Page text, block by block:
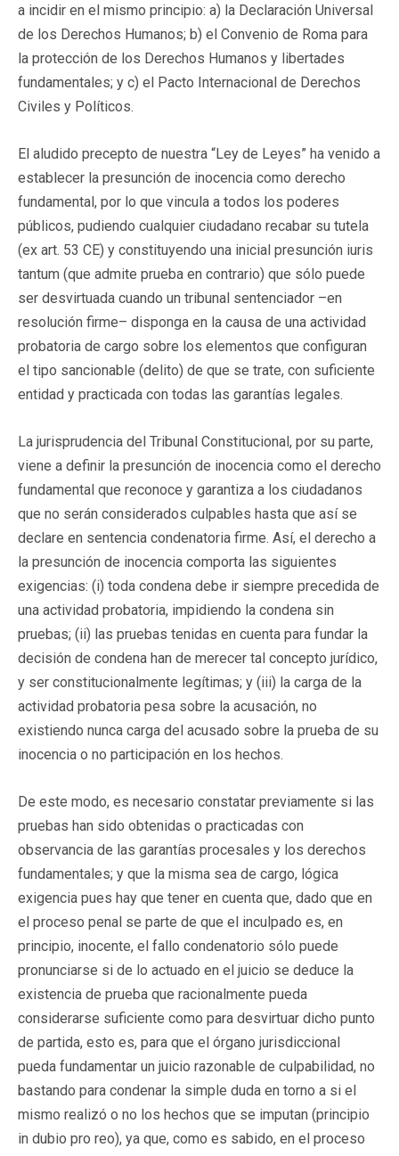
a incidir en el mismo principio: a) la Declaración Universal
de los Derechos Humanos; b) el Convenio de Roma para
la protección de los Derechos Humanos y libertades
fundamentales; y c) el Pacto Internacional de Derechos
Civiles y Políticos.
El aludido precepto de nuestra “Ley de Leyes” ha venido a
establecer la presunción de inocencia como derecho
fundamental, por lo que vincula a todos los poderes
públicos, pudiendo cualquier ciudadano recabar su tutela
(ex art. 53 CE) y constituyendo una inicial presunción iuris
tantum (que admite prueba en contrario) que sólo puede
ser desvirtuada cuando un tribunal sentenciador –en
resolución firme– disponga en la causa de una actividad
probatoria de cargo sobre los elementos que configuran
el tipo sancionable (delito) de que se trate, con suficiente
entidad y practicada con todas las garantías legales.
La jurisprudencia del Tribunal Constitucional, por su parte,
viene a definir la presunción de inocencia como el derecho
fundamental que reconoce y garantiza a los ciudadanos
que no serán considerados culpables hasta que así se
declare en sentencia condenatoria firme. Así, el derecho a
la presunción de inocencia comporta las siguientes
exigencias: (i) toda condena debe ir siempre precedida de
una actividad probatoria, impidiendo la condena sin
pruebas; (ii) las pruebas tenidas en cuenta para fundar la
decisión de condena han de merecer tal concepto jurídico,
y ser constitucionalmente legítimas; y (iii) la carga de la
actividad probatoria pesa sobre la acusación, no
existiendo nunca carga del acusado sobre la prueba de su
inocencia o no participación en los hechos.
De este modo, es necesario constatar previamente si las
pruebas han sido obtenidas o practicadas con
observancia de las garantías procesales y los derechos
fundamentales; y que la misma sea de cargo, lógica
exigencia pues hay que tener en cuenta que, dado que en
el proceso penal se parte de que el inculpado es, en
principio, inocente, el fallo condenatorio sólo puede
pronunciarse si de lo actuado en el juicio se deduce la
existencia de prueba que racionalmente pueda
considerarse suficiente como para desvirtuar dicho punto
de partida, esto es, para que el órgano jurisdiccional
pueda fundamentar un juicio razonable de culpabilidad, no
bastando para condenar la simple duda en torno a si el
mismo realizó o no los hechos que se imputan (principio
in dubio pro reo), ya que, como es sabido, en el proceso